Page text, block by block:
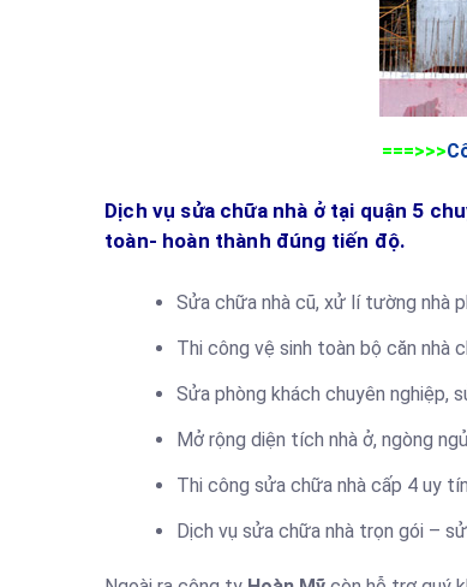
===>>>
Dịch vụ sửa chữa nhà ở tại quận 5
toàn- hoàn thành đúng tiến độ.
Sửa chữa nhà cũ, xử lí tường nhà
Thi công vệ sinh toàn bộ căn nhà
Sửa phòng khách chuyên nghiệp,
Mở rộng diện tích nhà ở, ngòng
Thi công sửa chữa nhà cấp 4 uy
Dịch vụ sửa chữa nhà trọn gói –